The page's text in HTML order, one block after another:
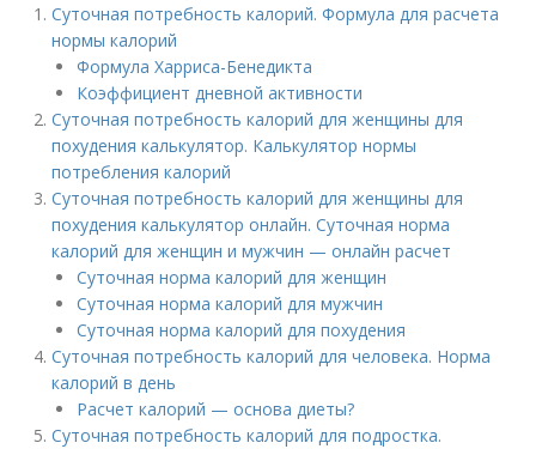
Суточная потребность калорий. Формула для расчета
нормы калорий
Формула Харриса-Бенедикта
Коэффициент дневной активности
Суточная потребность калорий для женщины для
похудения калькулятор. Калькулятор нормы
потребления калорий
Суточная потребность калорий для женщины для
похудения калькулятор онлайн. Суточная норма
калорий для женщин и мужчин — онлайн расчет
Суточная норма калорий для женщин
Суточная норма калорий для мужчин
Суточная норма калорий для похудения
Суточная потребность калорий для человека. Норма
калорий в день
Расчет калорий — основа диеты?
Суточная потребность калорий для подростка.